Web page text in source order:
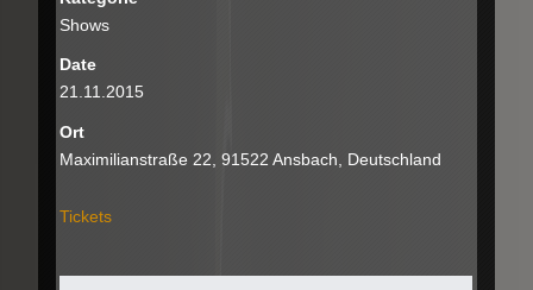
Shows
Date
21.11.2015
Ort
Maximilianstraße 22, 91522 Ansbach, Deutschland
Tickets